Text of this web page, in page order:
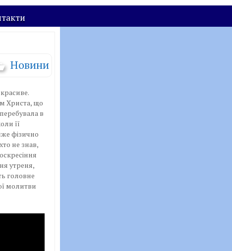
Новини
Христа, що
в
її
фізично
не знав,
утреня,
головне
молитви